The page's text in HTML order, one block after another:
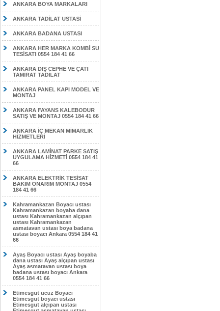
ANKARA BOYA MARKALARI
ANKARA TADİLAT USTASİ
ANKARA BADANA USTASI
ANKARA HER MARKA KOMBİ SU
TESİSATI 0554 184 41 66
ANKARA DIŞ CEPHE VE ÇATI
TAMİRAT TADİLAT
ANKARA PANEL KAPI MODEL VE
MONTAJ
ANKARA FAYANS KALEBODUR
SATIŞ VE MONTAJ 0554 184 41 66
ANKARA İÇ MEKAN MİMARLIK
HİZMETLERİ
ANKARA LAMİNAT PARKE SATIŞ
UYGULAMA HİZMETİ 0554 184 41
66
ANKARA ELEKTRİK TESİSAT
BAKIM ONARIM MONTAJ 0554
184 41 66
Kahramankazan Boyacı ustası
Kahramankazan boyaba dana
ustası Kahramankazan alçıpan
ustası Kahramankazan
asmatavan ustası boya badana
ustası boyacı Ankara 0554 184 41
66
Ayaş Boyacı ustası Ayaş boyaba
dana ustası Ayaş alçıpan ustası
Ayaş asmatavan ustası boya
badana ustası boyacı Ankara
0554 184 41 66
Etimesgut ucuz Boyacı
Etimesgut boyacı ustası
Etimesgut alçıpan ustası